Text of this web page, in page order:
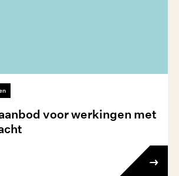
voor werkingen met